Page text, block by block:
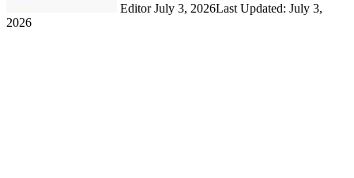
Editor July 3, 2026Last Updated: July 3,
2026